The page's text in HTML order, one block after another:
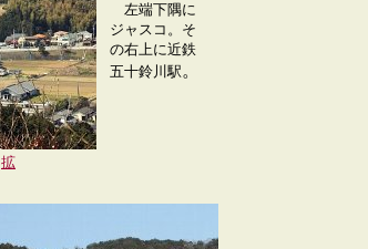
拡
左端下隅に
ジャスコ。そ
の右上に近鉄
五十鈴川駅 。